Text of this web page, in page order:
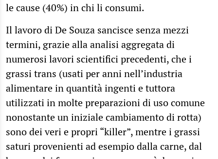
le cause (40%) in chi li consumi.
Il lavoro di De Souza sancisce senza mezzi
termini, grazie alla analisi aggregata di
numerosi lavori scientifici precedenti, che i
grassi trans (usati per anni nell’industria
alimentare in quantità ingenti e tuttora
utilizzati in molte preparazioni di uso comune
nonostante un iniziale cambiamento di rotta)
sono dei veri e propri “killer”, mentre i grassi
saturi provenienti ad esempio dalla carne, dal